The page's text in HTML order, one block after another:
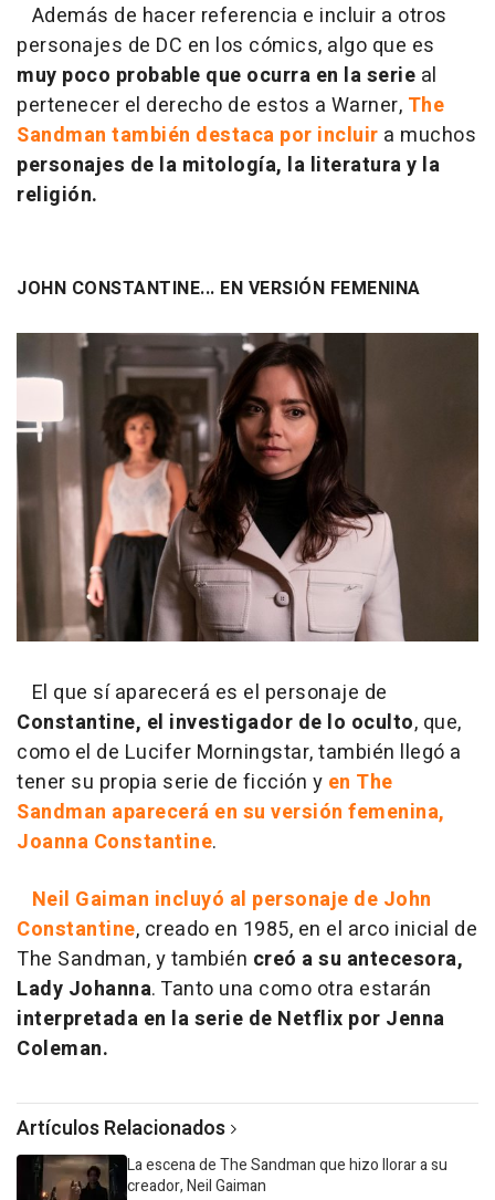
Además de hacer referencia e incluir a otros
personajes de DC en los cómics, algo que es
muy poco probable que ocurra en la serie al
pertenecer el derecho de estos a Warner, The
Sandman también destaca por incluir a muchos
personajes de la mitología, la literatura y la
religión.
JOHN CONSTANTINE... EN VERSIÓN FEMENINA
El que sí aparecerá es el personaje de
Constantine, el investigador de lo oculto, que,
como el de Lucifer Morningstar, también llegó a
tener su propia serie de ficción y en The
Sandman aparecerá en su versión femenina,
Joanna Constantine.
Neil Gaiman incluyó al personaje de John
Constantine, creado en 1985, en el arco inicial de
The Sandman, y también creó a su antecesora,
Lady Johanna. Tanto una como otra estarán
interpretada en la serie de Netflix por Jenna
Coleman.
Artículos Relacionados
La escena de The Sandman que hizo llorar a su
creador, Neil Gaiman